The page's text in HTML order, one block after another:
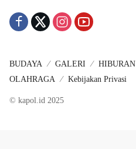
BUDAYA GALERI HIBURAN
OLAHRAGA
Kebijakan Privasi
© kapol.id 2025